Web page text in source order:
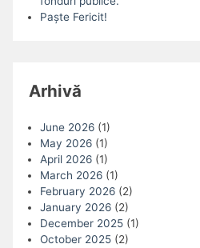
Paște Fericit!
Arhivă
June 2026(1)
May 2026(1)
April 2026(1)
March 2026(1)
February 2026(2)
January 2026(2)
December 2025(1)
October 2025(2)